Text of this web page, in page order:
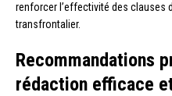
renforcer l’effectivité des clauses
transfrontalier.
Recommandations
rédaction efficace